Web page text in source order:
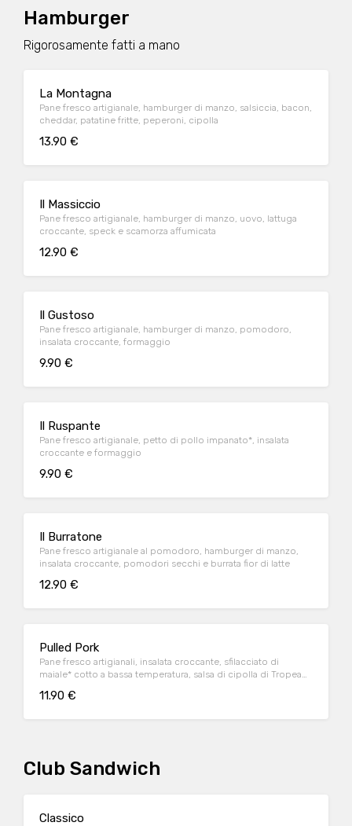
Hamburger
Rigorosamente fatti a mano
La Montagna
Pane fresco artigianale, hamburger di manzo, salsiccia, bacon,
cheddar, patatine fritte, peperoni, cipolla
13.90 €
Il Massiccio
Pane fresco artigianale, hamburger di manzo, uovo, lattuga
croccante, speck e scamorza affumicata
12.90 €
Il Gustoso
Pane fresco artigianale, hamburger di manzo, pomodoro,
insalata croccante, formaggio
9.90 €
Il Ruspante
Pane fresco artigianale, petto di pollo impanato*, insalata
croccante e formaggio
9.90 €
Il Burratone
Pane fresco artigianale al pomodoro, hamburger di manzo,
insalata croccante, pomodori secchi e burrata fior di latte
12.90 €
Pulled Pork
Pane fresco artigianali, insalata croccante, sfilacciato di
maiale* cotto a bassa temperatura, salsa di cipolla di Tropea
11.90 €
Club Sandwich
Classico